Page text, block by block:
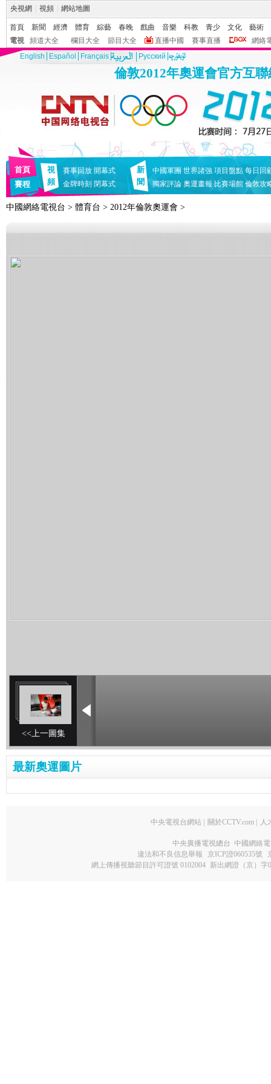
央視網 視頻 網站地圖
首頁 新聞 經濟 體育 綜藝 春晚 戲曲 音樂 科教 青少 文化
藝術
電視
頻道大全 欄目大全 節目大全 直播中國 賽事直播
網絡
English
Español Français Pусский
倫敦2012年奧運會官方互
首頁
賽程
視
頻
賽事回放 開幕式
金牌時刻 閉幕式
新
聞
中國軍團 世界諸強 項目盤點 每日回
獨家評論 奧運畫報 比賽場館 倫敦攻
中國網絡電視台 > 體育台 > 2012年倫敦奧運會 >
<<上一圖集
最新奧運圖片
中央電視台網站 關於CCTV.com 人
中央廣播電視總台 中國網絡
違法和不良信息舉報
京ICP證060535號
網上傳播視聽節目許可證號 0102004 新出網證（京）